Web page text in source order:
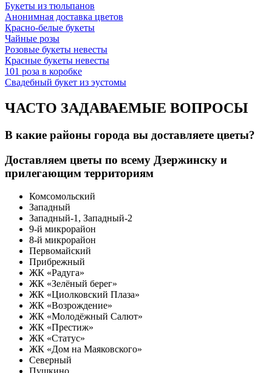
Букеты из тюльпанов
Анонимная доставка цветов
Красно-белые букеты
Чайные розы
Розовые букеты невесты
Красные букеты невесты
101 роза в коробке
Свадебный букет из эустомы
ЧАСТО ЗАДАВАЕМЫЕ ВОПРОСЫ
В какие районы города вы доставляете цветы?
Доставляем цветы по всему Дзержинску и
прилегающим территориям
Комсомольский
Западный
Западный-1, Западный-2
9-й микрорайон
8-й микрорайон
Первомайский
Прибрежный
ЖК «Радуга»
ЖК «Зелёный берег»
ЖК «Циолковский Плаза»
ЖК «Возрождение»
ЖК «Молодёжный Салют»
ЖК «Престиж»
ЖК «Статус»
ЖК «Дом на Маяковского»
Северный